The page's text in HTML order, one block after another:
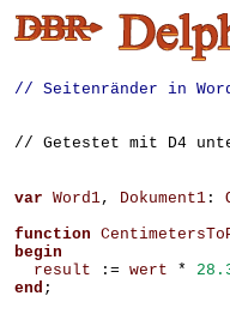
// Seitenränder in
// Getestet mit D4
var Word1, Dokument1 :
function
begin
result
:= wert *
end ;